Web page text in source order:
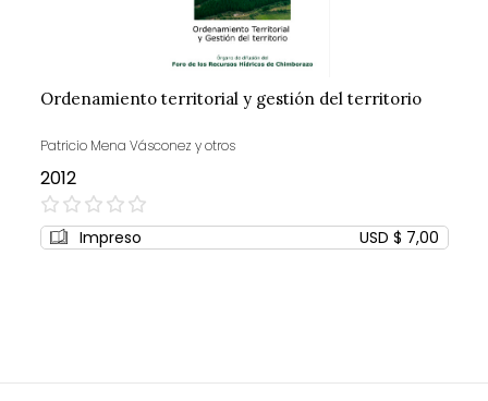
Ordenamiento territorial y gestión del territorio
Patricio Mena Vásconez y otros
2012
0%
Impreso USD $ 7,00